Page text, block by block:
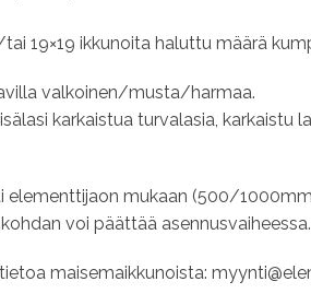
19×19 ikkunoita haluttu määrä
valkoinen/musta/harmaa.
karkaistua turvalasia, karkaistu
elementtijaon mukaan (500/
voi päättää asennusvaiheessa.
maisemaikkunoista: